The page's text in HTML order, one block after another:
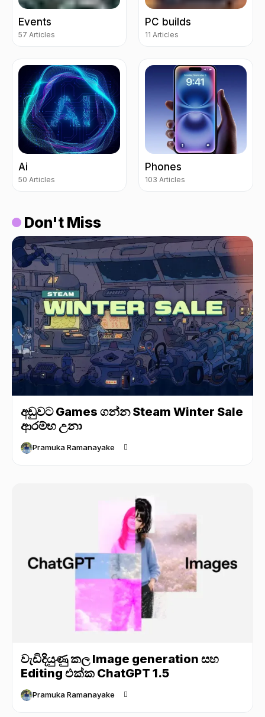
Events
57 Articles
PC builds
11 Articles
Ai
50 Articles
Phones
103 Articles
Don't Miss
අඩුවට Games ගන්න Steam Winter Sale
ආරම්භ උනා
Pramuka Ramanayake
වැඩිදියුණු කල Image generation සහ
Editing එක්ක ChatGPT 1.5
Pramuka Ramanayake